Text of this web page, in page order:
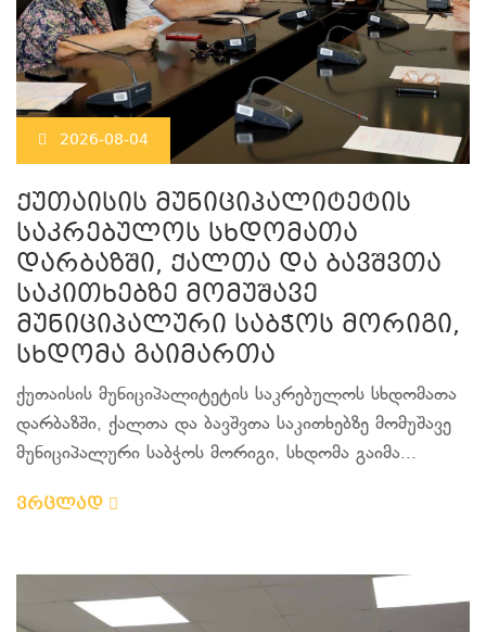
2026-08-04
ქუთაისის მუნიციპალიტეტის
საკრებულოს სხდომათა
დარბაზში, ქალთა და ბავშვთა
საკითხებზე მომუშავე
მუნიციპალური საბჭოს მორიგი,
სხდომა გაიმართა
ქუთაისის მუნიციპალიტეტის საკრებულოს სხდომათა
დარბაზში, ქალთა და ბავშვთა საკითხებზე მომუშავე
მუნიციპალური საბჭოს მორიგი, სხდომა გაიმა...
ვრცლად